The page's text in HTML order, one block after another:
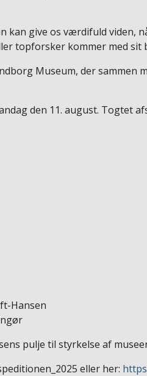
kan give os værdifuld viden,
topforsker kommer med sit
Museum, der
den 11. august. Togtet
Hansen
pulje til styrkelse af
eller her: